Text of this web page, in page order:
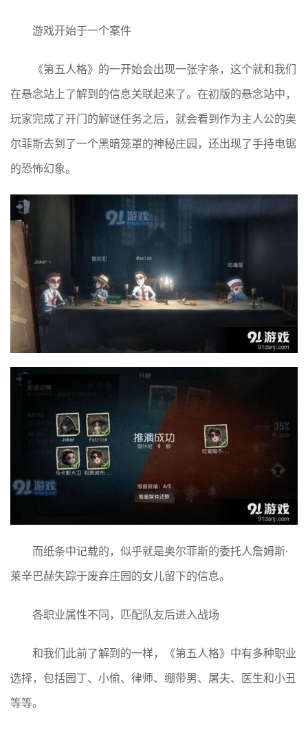
游戏开始于一个案件
《第五人格》的一开始会出现一张字条，这个就和我们
在悬念站上了解到的信息关联起来了。在初版的悬念站中，
玩家完成了开门的解谜任务之后，就会看到作为主人公的奥
尔菲斯去到了一个黑暗笼罩的神秘庄园，还出现了手持电锯
的恐怖幻象。
而纸条中记载的，似乎就是奥尔菲斯的委托人詹姆斯·
莱辛巴赫失踪于废弃庄园的女儿留下的信息。
各职业属性不同，匹配队友后进入战场
和我们此前了解到的一样，《第五人格》中有多种职业
选择，包括园丁、小偷、律师、绷带男、屠夫、医生和小丑
等等。